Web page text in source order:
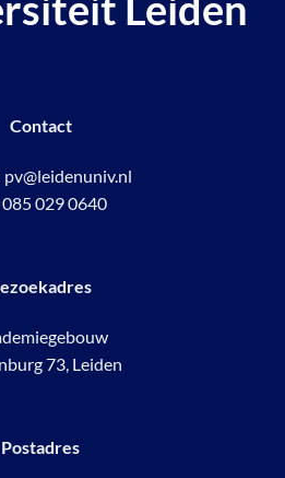
Contact
pv@leidenuniv.nl
085 029 0640
73, Leiden
Postadres